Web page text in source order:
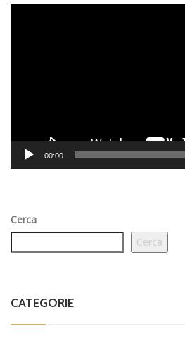
00:00
Cerca
Cerca
CATEGORIE